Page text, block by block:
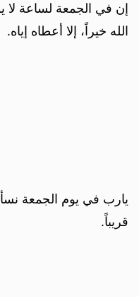
إن في الجمعة لساعة لا
الله خيراً، إلا أعطاه إياه.
يارب في يوم الجمعة
قريباً.